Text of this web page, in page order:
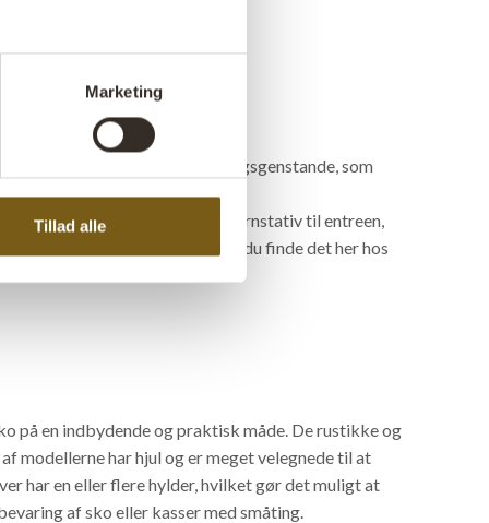
Marketing
Tillad alle
kjoler eller andre beklædningsgenstande, som
fremstillet af vandrør, et jernstativ til entreen,
runde jernbøjler, rå spejle, kan du finde det her hos
på en indbydende og praktisk måde. De rustikke og
modellerne har hjul og er meget velegnede til at
har en eller flere hylder, hvilket gør det muligt at
af sko eller kasser med småting.